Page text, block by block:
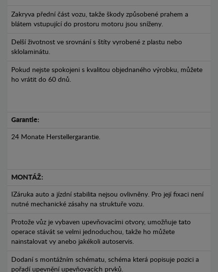
Zakryva přední část vozu, takže škody způsobené prahem a
blátem vstupující do prostoru motoru jsou sníženy.
Delší životnost ve srovnání s štíty vyrobené z plastu nebo
sklolaminátu.
Pokud nejste spokojeni s kvalitou objednaného výrobku, můžete
ho vrátit do 60 dnů.
Garantie:
24 Monate Herstellergarantie.
MONTÁŽ:
IZáruka auto a jízdní stabilita nejsou ovlivněny. Pro její fixaci není
nutné mechanické zásahy na struktuře vozu.
Protože vůz je vybaven upevňovacími otvory, umožňuje tato
operace stávát se velmi jednoduchou, takže ho můžete
nainstalovat vy anebo jakékoli autoservis.
Dodaní s montážním schématu, schéma která popisuje pozici a
pořadí upevnění upevňovacích prvků.